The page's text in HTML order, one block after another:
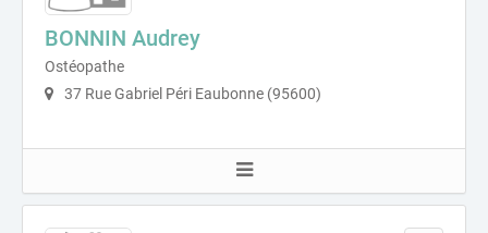
BONNIN Audrey
Ostéopathe
37 Rue Gabriel Péri Eaubonne (95600)